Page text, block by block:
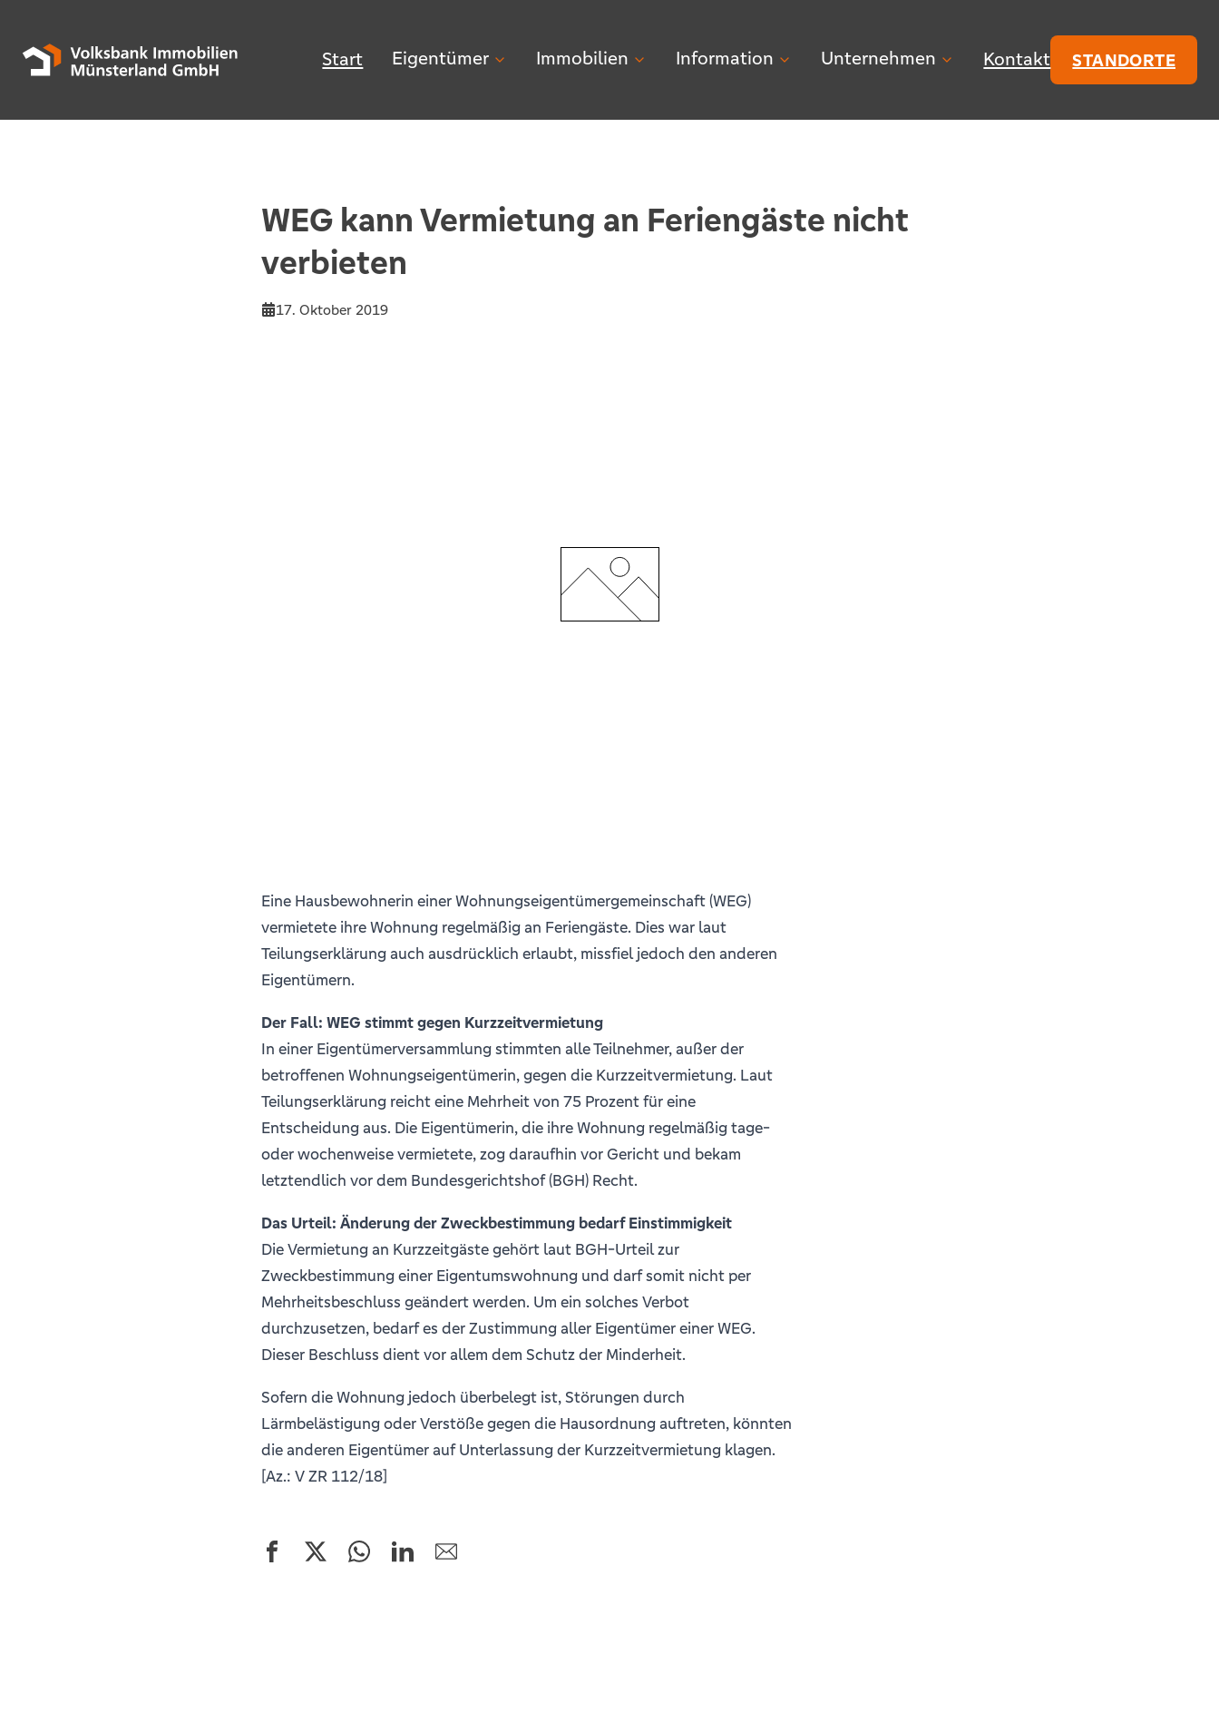
Start Eigentümer Immobilien Information Unternehmen Kontakt STANDORTE
WEG kann Vermietung an Feriengäste nicht
verbieten
17. Oktober 2019
Eine Hausbewohnerin einer Wohnungseigentümergemeinschaft (WEG)
vermietete ihre Wohnung regelmäßig an Feriengäste. Dies war laut
Teilungserklärung auch ausdrücklich erlaubt, missfiel jedoch den anderen
Eigentümern.
Der Fall: WEG stimmt gegen Kurzzeitvermietung
In einer Eigentümerversammlung stimmten alle Teilnehmer, außer der
betroffenen Wohnungseigentümerin, gegen die Kurzzeitvermietung. Laut
Teilungserklärung reicht eine Mehrheit von 75 Prozent für eine
Entscheidung aus. Die Eigentümerin, die ihre Wohnung regelmäßig tage-
oder wochenweise vermietete, zog daraufhin vor Gericht und bekam
letztendlich vor dem Bundesgerichtshof (BGH) Recht.
Das Urteil: Änderung der Zweckbestimmung bedarf Einstimmigkeit
Die Vermietung an Kurzzeitgäste gehört laut BGH-Urteil zur
Zweckbestimmung einer Eigentumswohnung und darf somit nicht per
Mehrheitsbeschluss geändert werden. Um ein solches Verbot
durchzusetzen, bedarf es der Zustimmung aller Eigentümer einer WEG.
Dieser Beschluss dient vor allem dem Schutz der Minderheit.
Sofern die Wohnung jedoch überbelegt ist, Störungen durch
Lärmbelästigung oder Verstöße gegen die Hausordnung auftreten, könnten
die anderen Eigentümer auf Unterlassung der Kurzzeitvermietung klagen.
[Az.: V ZR 112/18]